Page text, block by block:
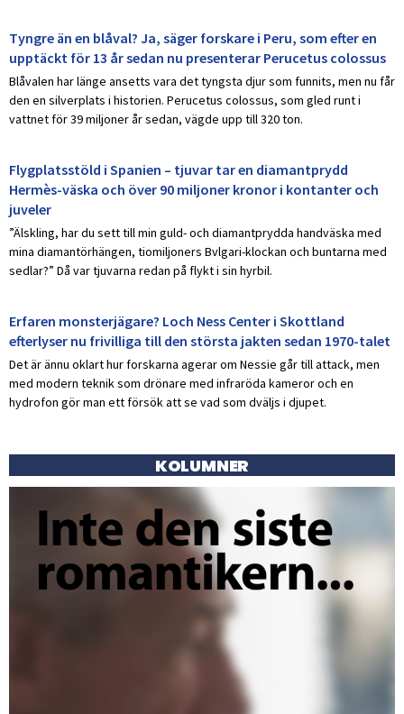
Tyngre än en blåval? Ja, säger forskare i Peru, som efter en
upptäckt för 13 år sedan nu presenterar Perucetus colossus
Blåvalen har länge ansetts vara det tyngsta djur som funnits, men nu får
den en silverplats i historien. Perucetus colossus, som gled runt i
vattnet för 39 miljoner år sedan, vägde upp till 320 ton.
Flygplatsstöld i Spanien – tjuvar tar en diamantprydd
Hermès-väska och över 90 miljoner kronor i kontanter och
juveler
”Älskling, har du sett till min guld- och diamantprydda handväska med
mina diamantörhängen, tiomiljoners Bvlgari-klockan och buntarna med
sedlar?” Då var tjuvarna redan på flykt i sin hyrbil.
Erfaren monsterjägare? Loch Ness Center i Skottland
efterlyser nu frivilliga till den största jakten sedan 1970-talet
Det är ännu oklart hur forskarna agerar om Nessie går till attack, men
med modern teknik som drönare med infraröda kameror och en
hydrofon gör man ett försök att se vad som dväljs i djupet.
KOLUMNER